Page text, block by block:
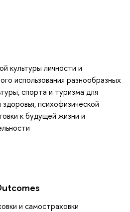
культуры личности и
использования разнообразных
спорта и туризма для
психофизической
к будущей жизни и
и самостраховки